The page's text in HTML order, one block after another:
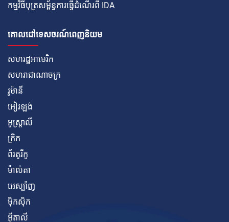
កម្មវិធីបុត្រសម្ព័ន្ធការធ្វើដំណើរពី IDA
គោលដៅទេសចរណ៍ពេញនិយម
សហរដ្ឋអាមេរិក
សហរាជាណាចក្រ
រូម៉ានី
អៀរឡង់
អូស្ត្រាលី
ក្រិក
ព័រតូរីកូ
ម៉ាល់តា
អេស្ប៉ាញ
ម៉ិកស៊ិក
អ៊ីតាលី